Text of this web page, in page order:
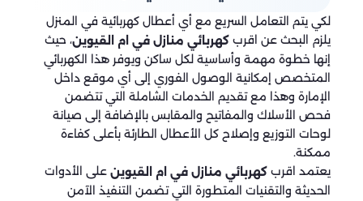
لكي يتم التعامل السريع مع أي أعطال كهربائية في المنزل
يلزم البحث عن اقرب كهربائي منازل في ام القيوين، حيث
إنها خطوة مهمة وأساسية لكل ساكن ويوفر هذا الكهربائي
المتخصص إمكانية الوصول الفوري إلى أي موقع داخل
الإمارة وهذا مع تقديم الخدمات الشاملة التي تتضمن
فحص الأسلاك والمفاتيح والمقابس بالإضافة إلى صيانة
لوحات التوزيع وإصلاح كل الأعطال الطارئة بأعلى كفاءة
ممكنة.
يعتمد اقرب كهربائي منازل في ام القيوين على الأدوات
الحديثة والتقنيات المتطورة التي تضمن التنفيذ الآمن